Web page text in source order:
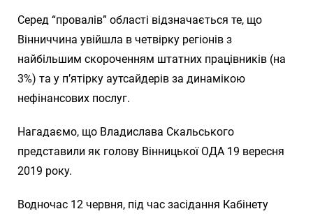
Серед “провалів” області відзначається те, що
Вінниччина увійшла в четвірку регіонів з
найбільшим скороченням штатних працівників (на
3%) та у п’ятірку аутсайдерів за динамікою
нефінансових послуг.
Нагадаємо, що Владислава Скальського
представили як голову Вінницької ОДА 19 вересня
2019 року.
Водночас 12 червня, під час засідання Кабінету